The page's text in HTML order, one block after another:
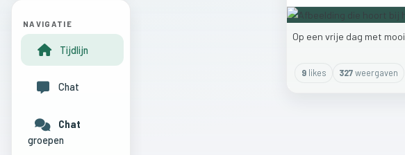
Op een vrije dag met mooi
9likes 327weergaven
NAVIGATIE
Tijdlijn
Chat
Chat
groepen